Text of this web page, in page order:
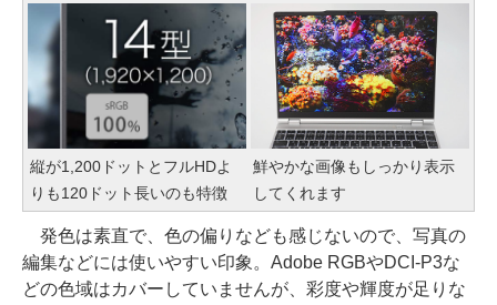
縦が1,200ドットとフルHDよ
りも120ドット長いのも特徴
鮮やかな画像もしっかり表示
してくれます
発色は素直で、色の偏りなども感じないので、写真の
編集などには使いやすい印象。Adobe RGBやDCI-P3な
どの色域はカバーしていませんが、彩度や輝度が足りな